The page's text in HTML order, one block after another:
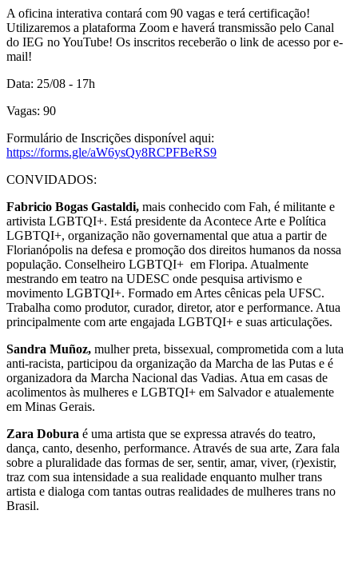
A oficina interativa contará com 90 vagas e terá certificação!
Utilizaremos a plataforma Zoom e haverá transmissão pelo Canal
do IEG no YouTube! Os inscritos receberão o link de acesso por e-
mail!
Data: 25/08 - 17h
Vagas: 90
Formulário de Inscrições disponível aqui:
https://forms.gle/aW6ysQy8RCPFBeRS9
CONVIDADOS:
Fabricio Bogas Gastaldi, mais conhecido com Fah, é militante e
artivista LGBTQI+. Está presidente da Acontece Arte e Política
LGBTQI+, organização não governamental que atua a partir de
Florianópolis na defesa e promoção dos direitos humanos da nossa
população. Conselheiro LGBTQI+  em Floripa. Atualmente
mestrando em teatro na UDESC onde pesquisa artivismo e
movimento LGBTQI+. Formado em Artes cênicas pela UFSC.
Trabalha como produtor, curador, diretor, ator e performance. Atua
principalmente com arte engajada LGBTQI+ e suas articulações.
Sandra Muñoz, mulher preta, bissexual, comprometida com a luta
anti-racista, participou da organização da Marcha de las Putas e é
organizadora da Marcha Nacional das Vadias. Atua em casas de
acolimentos às mulheres e LGBTQI+ em Salvador e atualemente
em Minas Gerais.
Zara Dobura é uma artista que se expressa através do teatro,
dança, canto, desenho, performance. Através de sua arte, Zara fala
sobre a pluralidade das formas de ser, sentir, amar, viver, (r)existir,
traz com sua intensidade a sua realidade enquanto mulher trans
artista e dialoga com tantas outras realidades de mulheres trans no
Brasil.